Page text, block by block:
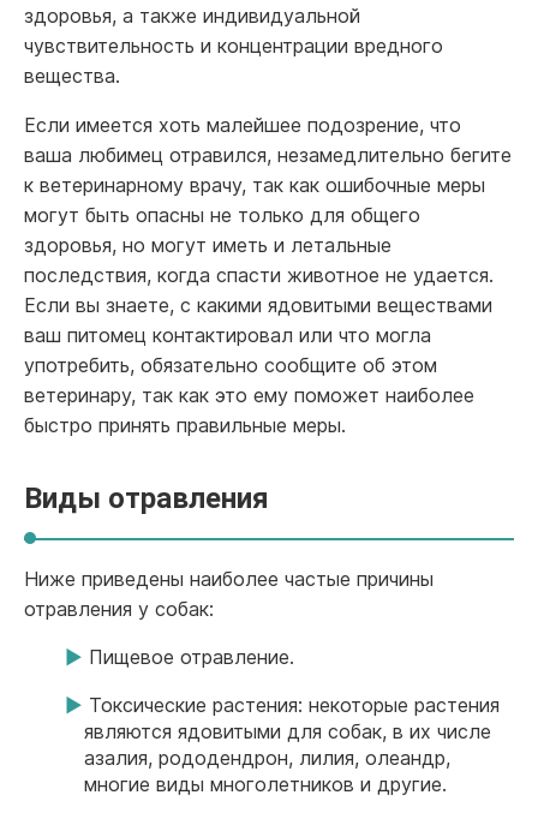
здоровья, а также индивидуальной
чувствительность и концентрации вредного
вещества.
Если имеется хоть малейшее подозрение, что
ваша любимец отравился, незамедлительно бегите
к ветеринарному врачу, так как ошибочные меры
могут быть опасны не только для общего
здоровья, но могут иметь и летальные
последствия, когда спасти животное не удается.
Если вы знаете, с какими ядовитыми веществами
ваш питомец контактировал или что могла
употребить, обязательно сообщите об этом
ветеринару, так как это ему поможет наиболее
быстро принять правильные меры.
Виды отравления
Ниже приведены наиболее частые причины
отравления у собак:
Пищевое отравление.
Токсические растения: некоторые растения
являются ядовитыми для собак, в их числе
азалия, рододендрон, лилия, олеандр,
многие виды многолетников и другие.